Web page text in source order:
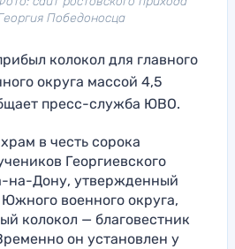
Победоносца
колокол для главного
округа массой 4,5
пресс-служба ЮВО.
в честь сорока
Георгиевского
на-Дону, утвержденный
военного округа,
колокол — благовестник
он установлен у